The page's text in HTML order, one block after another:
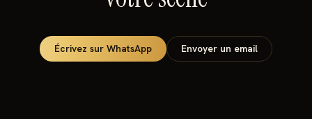
Écrivez sur WhatsApp Envoyer un email